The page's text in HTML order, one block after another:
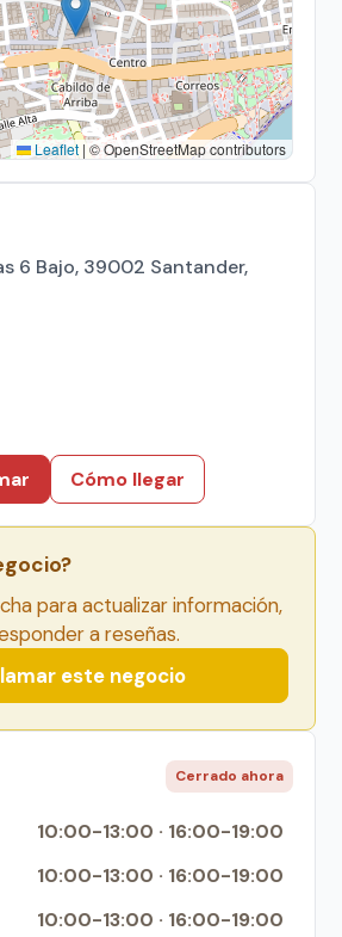
Leaflet | © OpenStreetMap contributors
6 Bajo, 39002 Santander,
Cómo llegar
para actualizar información,
a reseñas.
este negocio
Cerrado ahora
10:00-13:00 · 16:00-19:00
10:00-13:00 · 16:00-19:00
10:00-13:00 · 16:00-19:00